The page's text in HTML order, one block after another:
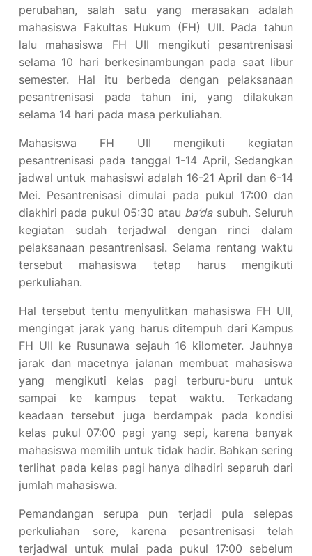
perubahan, salah satu yang merasakan adalah
mahasiswa Fakultas Hukum (FH) UII. Pada tahun
lalu mahasiswa FH UII mengikuti pesantrenisasi
selama 10 hari berkesinambungan pada saat libur
semester. Hal itu berbeda dengan pelaksanaan
pesantrenisasi pada tahun ini, yang dilakukan
selama 14 hari pada masa perkuliahan.
Mahasiswa FH UII mengikuti kegiatan
pesantrenisasi pada tanggal 1-14 April, Sedangkan
jadwal untuk mahasiswi adalah 16-21 April dan 6-14
Mei. Pesantrenisasi dimulai pada pukul 17:00 dan
diakhiri pada pukul 05:30 atau ba’dasubuh. Seluruh
kegiatan sudah terjadwal dengan rinci dalam
pelaksanaan pesantrenisasi. Selama rentang waktu
tersebut mahasiswa tetap harus mengikuti
perkuliahan.
Hal tersebut tentu menyulitkan mahasiswa FH UII,
mengingat jarak yang harus ditempuh dari Kampus
FH UII ke Rusunawa sejauh 16 kilometer. Jauhnya
jarak dan macetnya jalanan membuat mahasiswa
yang mengikuti kelas pagi terburu-buru untuk
sampai ke kampus tepat waktu. Terkadang
keadaan tersebut juga berdampak pada kondisi
kelas pukul 07:00 pagi yang sepi, karena banyak
mahasiswa memilih untuk tidak hadir. Bahkan sering
terlihat pada kelas pagi hanya dihadiri separuh dari
jumlah mahasiswa.
Pemandangan serupa pun terjadi pula selepas
perkuliahan sore, karena pesantrenisasi telah
terjadwal untuk mulai pada pukul 17:00 sebelum